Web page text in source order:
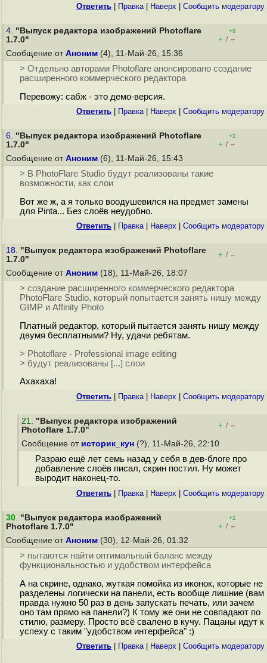
Ответить Правка| Наверх Cообщить модератору
4. "Выпуск редактора изображений Photoflare
1.7.0"
+8
+ / –
Сообщение от Аноним (4), 11-Май-26, 15:36
> Отдельно авторами Photoflare анонсировано создание
расширенного коммерческого редактора
Перевожу: сабж - это демо-версия.
Ответить Правка| Наверх Cообщить модератору
6. "Выпуск редактора изображений Photoflare
1.7.0"
+2
+ / –
Сообщение от Аноним (6), 11-Май-26, 15:43
> В PhotoFlare Studio будут реализованы такие
возможности, как слои
Вот же ж, а я только воодушевился на предмет замены
для Pinta... Без слоёв неудобно.
Ответить Правка| Наверх Cообщить модератору
18. "Выпуск редактора изображений Photoflare
1.7.0"
+ / –
Сообщение от Аноним (18), 11-Май-26, 18:07
> создание расширенного коммерческого редактора
PhotoFlare Studio, который попытается занять нишу между
GIMP и Affinity Photo
Платный редактор, который пытается занять нишу между
двумя бесплатными? Ну, удачи ребятам.
> Photoflare - Professional image editing
> будут реализованы [...] слои
Ахахаха!
Ответить Правка| Наверх Cообщить модератору
21. "Выпуск редактора изображений
Photoflare 1.7.0"
+ / –
Сообщение от историк_кун (?), 11-Май-26, 22:10
Разраю ещё лет семь назад у себя в дев-блоге про
добавление слоёв писал, скрин постил. Ну может
выродит наконец-то.
Ответить Правка| Наверх Cообщить модератору
30. "Выпуск редактора изображений
Photoflare 1.7.0"
+1
+ / –
Сообщение от Аноним (30), 12-Май-26, 01:32
> пытаются найти оптимальный баланс между
функциональностью и удобством интерфейса
А на скрине, однако, жуткая помойка из иконок, которые не
разделены логически на панели, есть вообще лишние (вам
правда нужно 50 раз в день запускать печать, или зачем
оно там прямо на панели?) К тому же они не совпадают по
стилю, размеру. Просто всё свалено в кучу. Пацаны идут к
успеху с таким "удобством интерфейса" :)
Ответить Правка| Наверх Cообщить модератору